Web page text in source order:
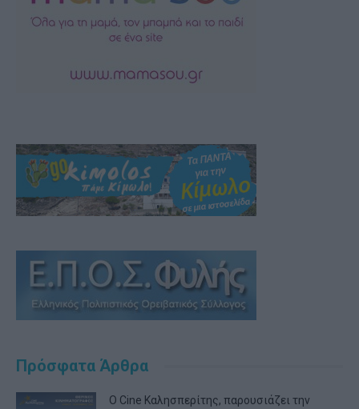
Πρόσφατα Άρθρα
Ο Cine Καλησπερίτης, παρουσιάζει την